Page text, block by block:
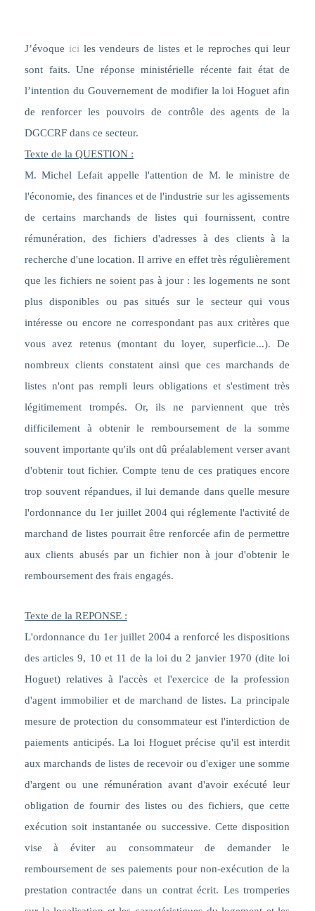
J’évoque iciles vendeurs de listes et le reproches qui leur
sont faits. Une réponse ministérielle récente fait état de
l’intention du Gouvernement de modifier la loi Hoguet afin
de renforcer les pouvoirs de contrôle des agents de la
DGCCRF dans ce secteur.
Texte de la QUESTION :
M. Michel Lefait appelle l'attention de M. le ministre de
l'économie, des finances et de l'industrie sur les agissements
de certains marchands de listes qui fournissent, contre
rémunération, des fichiers d'adresses à des clients à la
recherche d'une location. Il arrive en effet très régulièrement
que les fichiers ne soient pas à jour : les logements ne sont
plus disponibles ou pas situés sur le secteur qui vous
intéresse ou encore ne correspondant pas aux critères que
vous avez retenus (montant du loyer, superficie...). De
nombreux clients constatent ainsi que ces marchands de
listes n'ont pas rempli leurs obligations et s'estiment très
légitimement trompés. Or, ils ne parviennent que très
difficilement à obtenir le remboursement de la somme
souvent importante qu'ils ont dû préalablement verser avant
d'obtenir tout fichier. Compte tenu de ces pratiques encore
trop souvent répandues, il lui demande dans quelle mesure
l'ordonnance du 1er juillet 2004 qui réglemente l'activité de
marchand de listes pourrait être renforcée afin de permettre
aux clients abusés par un fichier non à jour d'obtenir le
remboursement des frais engagés.
Texte de la REPONSE :
L'ordonnance du 1er juillet 2004 a renforcé les dispositions
des articles 9, 10 et 11 de la loi du 2 janvier 1970 (dite loi
Hoguet) relatives à l'accès et l'exercice de la profession
d'agent immobilier et de marchand de listes. La principale
mesure de protection du consommateur est l'interdiction de
paiements anticipés. La loi Hoguet précise qu'il est interdit
aux marchands de listes de recevoir ou d'exiger une somme
d'argent ou une rémunération avant d'avoir exécuté leur
obligation de fournir des listes ou des fichiers, que cette
exécution soit instantanée ou successive. Cette disposition
vise à éviter au consommateur de demander le
remboursement de ses paiements pour non-exécution de la
prestation contractée dans un contrat écrit. Les tromperies